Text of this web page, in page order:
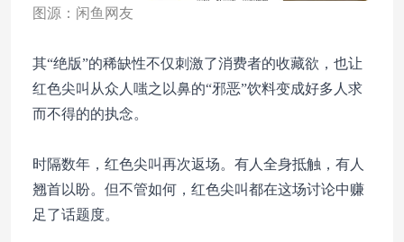
图源：闲鱼网友
其“绝版”的稀缺性不仅刺激了消费者的收藏欲，也让
红色尖叫从众人嗤之以鼻的“邪恶”饮料变成好多人求
而不得的的执念。
时隔数年，红色尖叫再次返场。有人全身抵触，有人
翘首以盼。但不管如何，红色尖叫都在这场讨论中赚
足了话题度。